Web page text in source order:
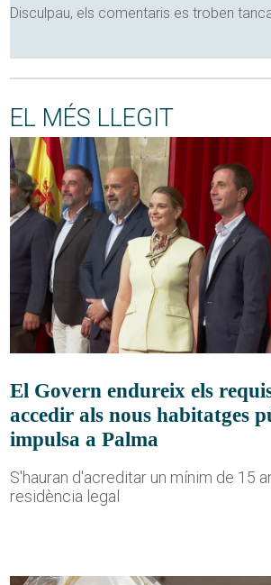
Disculpau, els comentaris es troben
EL MÉS LLEGIT
El Govern endureix els
accedir als nous habitatges
impulsa a Palma
S'hauran d'acreditar un mínim de 15
residència legal